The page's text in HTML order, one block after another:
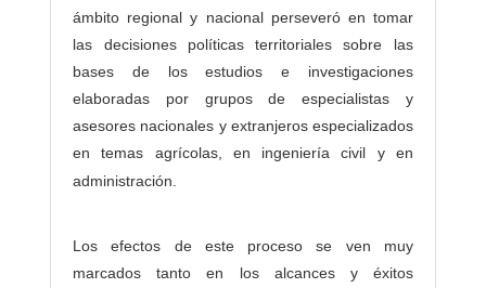
ámbito regional y nacional perseveró en tomar
las decisiones políticas territoriales sobre las
bases de los estudios e investigaciones
elaboradas por grupos de especialistas y
asesores nacionales y extranjeros especializados
en temas agrícolas, en ingeniería civil y en
administración
Los efectos de este proceso se ven muy
marcados tanto en los alcances y éxitos